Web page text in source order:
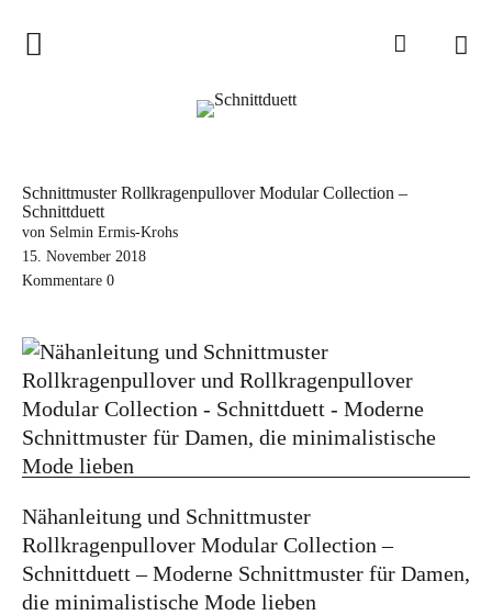
Home
Schnittduett Magazin
Sewalong
Stoffempfehlungen
Tipps zur Schnittanpassung
Wir sagen Danke und Good
Bye!
Kontakt
Schnittmuster Rollkragenpullover Modular Collection –
Schnittduett
von Selmin Ermis-Krohs
15. November 2018
Kommentare 0
Nähanleitung und Schnittmuster
Rollkragenpullover Modular Collection –
Schnittduett – Moderne Schnittmuster für Damen,
die minimalistische Mode lieben